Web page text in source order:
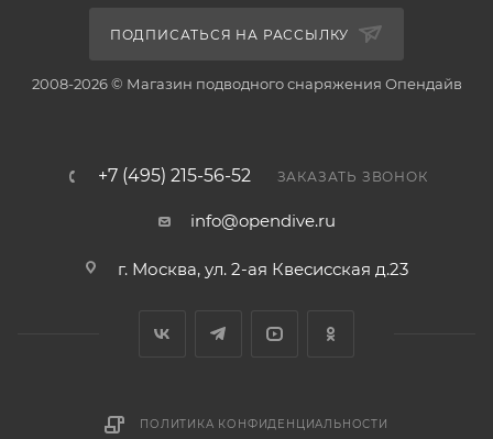
ПОДПИСАТЬСЯ НА РАССЫЛКУ
2008-2026 © Магазин подводного снаряжения Опендайв
+7 (495) 215-56-52 ЗАКАЗАТЬ ЗВОНОК
info@opendive.ru
г. Москва, ул. 2-ая Квесисская д.23
ПОЛИТИКА КОНФИДЕНЦИАЛЬНОСТИ